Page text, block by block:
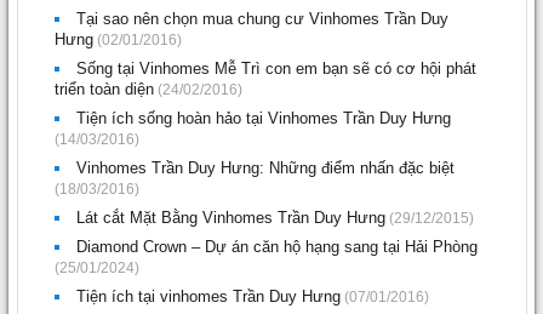
Tại sao nên chọn mua chung cư Vinhomes Trần Duy
Hưng (02/01/2016)
Sống tại Vinhomes Mễ Trì con em bạn sẽ có cơ hội phát
triển toàn diện (24/02/2016)
Tiện ích sống hoàn hảo tại Vinhomes Trần Duy Hưng
(14/03/2016)
Vinhomes Trần Duy Hưng: Những điểm nhấn đặc biệt
(18/03/2016)
Lát cắt Mặt Bằng Vinhomes Trần Duy Hưng (29/12/2015)
Diamond Crown – Dự án căn hộ hạng sang tại Hải Phòng
(25/01/2024)
Tiện ích tại vinhomes Trần Duy Hưng (07/01/2016)